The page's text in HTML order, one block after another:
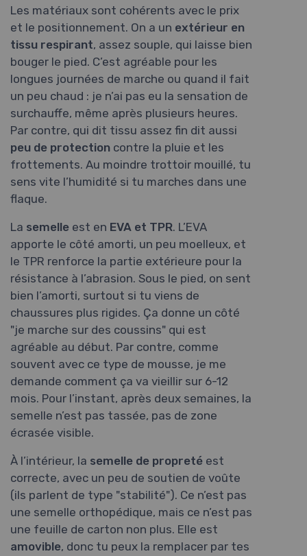
Les matériaux sont cohérents avec le prix
et le positionnement. On a un extérieur en
tissu respirant, assez souple, qui laisse bien
bouger le pied. C’est agréable pour les
longues journées de marche ou quand il fait
un peu chaud : je n’ai pas eu la sensation de
surchauffe, même après plusieurs heures.
Par contre, qui dit tissu assez fin dit aussi
peu de protection contre la pluie et les
frottements. Au moindre trottoir mouillé, tu
sens vite l’humidité si tu marches dans une
flaque.
La semelle est en EVA et TPR. L’EVA
apporte le côté amorti, un peu moelleux, et
le TPR renforce la partie extérieure pour la
résistance à l’abrasion. Sous le pied, on sent
bien l’amorti, surtout si tu viens de
chaussures plus rigides. Ça donne un côté
"je marche sur des coussins" qui est
agréable au début. Par contre, comme
souvent avec ce type de mousse, je me
demande comment ça va vieillir sur 6-12
mois. Pour l’instant, après deux semaines, la
semelle n’est pas tassée, pas de zone
écrasée visible.
À l’intérieur, la semelle de propreté est
correcte, avec un peu de soutien de voûte
(ils parlent de type "stabilité"). Ce n’est pas
une semelle orthopédique, mais ce n’est pas
une feuille de carton non plus. Elle est
amovible, donc tu peux la remplacer par tes